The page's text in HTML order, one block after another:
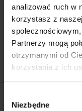
analizować ruch w
korzystasz z
Partnerzy mogą
otrzymanymi od
korzystania z ich
zgody
Niezbędne
Kolacja z prelegentami i
party (Hotel Sheraton, 27.10)
wbilecie ALLPASS VIP
Dedykowana strefa VIP z
możliwością networkingu z
prelegentami i wystawcami
WARTOŚĆ: 1970 zł